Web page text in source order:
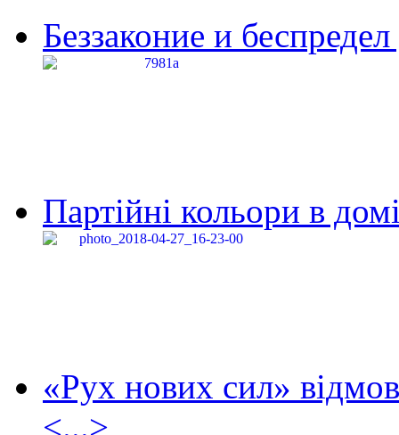
Беззаконие и
Партійні кольори в
«Рух нових сил»
<...>